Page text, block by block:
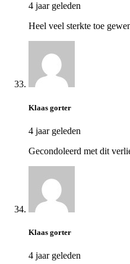
4 jaar geleden
Heel veel sterkte toe
Klaas gorter
4 jaar geleden
Gecondoleerd met dit
Klaas gorter
4 jaar geleden